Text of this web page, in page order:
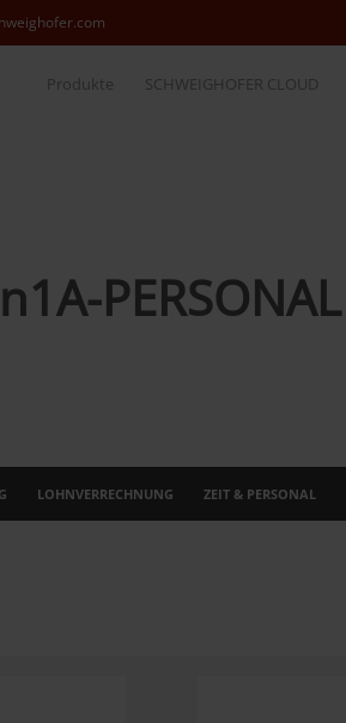
Produkte SCHWEIGHOFER CLOUD
PERSONAL
LOHNVERRECHNUNG ZEIT & PERSONAL